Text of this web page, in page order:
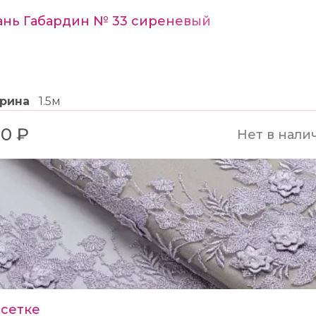
Габардин № 33 сиреневый
1.5м
₽ Нет в